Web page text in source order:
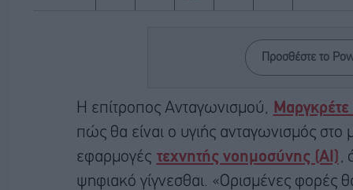
Προσθέστε το
Η επίτροπος Ανταγωνισμού,
πώς θα είναι ο υγιής ανταγωνισμός στο
εφαρμογές τεχνητής νοημοσύνης (ΑΙ)
,
ψηφιακό γίγνεσθαι. «Ορισμένες φορές